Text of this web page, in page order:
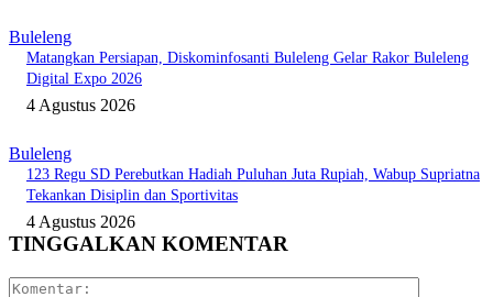
Buleleng
Matangkan Persiapan, Diskominfosanti Buleleng Gelar Rakor Buleleng
Digital Expo 2026
4 Agustus 2026
Buleleng
123 Regu SD Perebutkan Hadiah Puluhan Juta Rupiah, Wabup Supriatna
Tekankan Disiplin dan Sportivitas
4 Agustus 2026
TINGGALKAN KOMENTAR